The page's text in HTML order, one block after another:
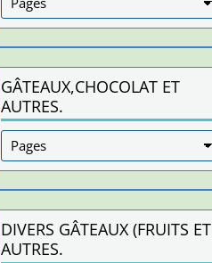
GÂTEAUX,CHOCOLAT ET
AUTRES.
DIVERS GÂTEAUX (FRUITS ET
AUTRES.